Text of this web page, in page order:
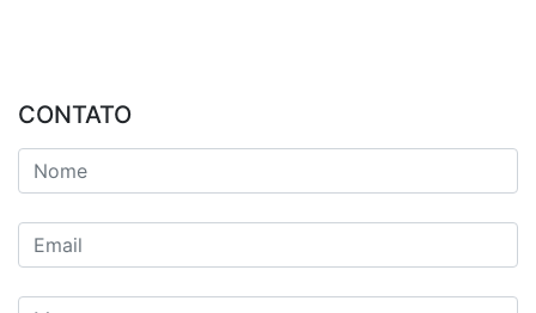
CONTATO